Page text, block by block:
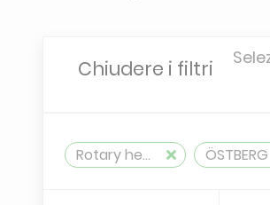
Chiudere i filtri
Rotary heat exchangers ÖSTBERG